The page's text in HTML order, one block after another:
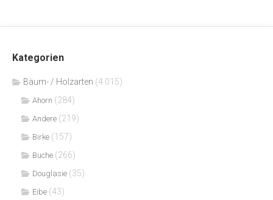
Kategorien
Bäum- / Holzarten (4.015)
Ahorn (284)
Andere (219)
Birke (157)
Buche (266)
Douglasie (35)
Eibe (43)